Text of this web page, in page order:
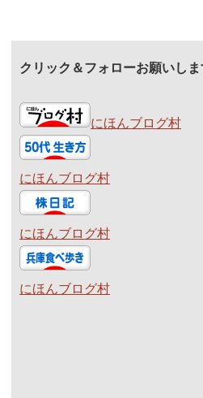
クリック＆フォローお願いしま
にほんブログ村
にほんブログ村
にほんブログ村
にほんブログ村